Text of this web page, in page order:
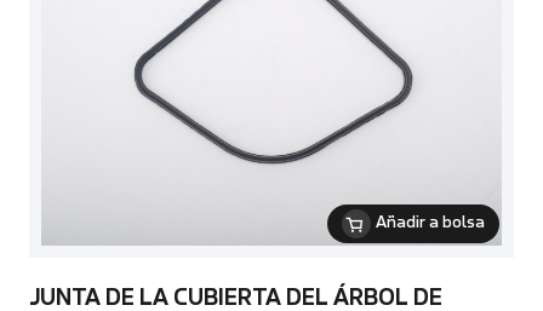
Añadir a bolsa
JUNTA DE LA CUBIERTA DEL ÁRBOL DE